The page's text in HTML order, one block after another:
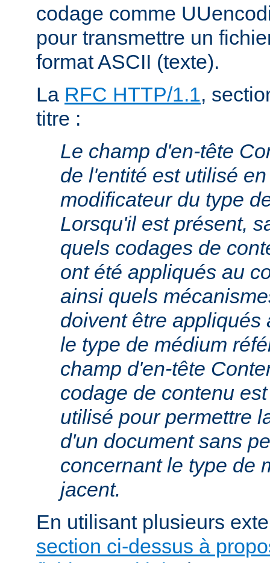
codage comme
pour transmettre un
format ASCII (texte).
La RFC HTTP/1.1,
titre :
Le champ d'en-tête
de l'entité est utilisé
modificateur du type
Lorsqu'il est présent,
quels codages de
ont été appliqués au
ainsi quels
doivent être appliqués
le type de médium
champ d'en-tête
codage de contenu
utilisé pour permettre
d'un document sans
concernant le type de
jacent.
En utilisant plusieurs
section ci-dessus à